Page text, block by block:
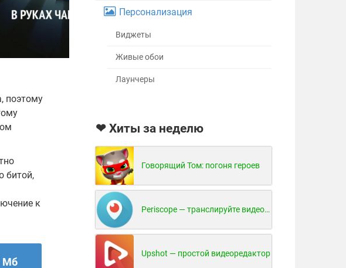
поэтому
битой,
к
Мб
Персонализация
Виджеты
Живые обои
Лаунчеры
❤ Хиты за неделю
Говорящий Том: погоня героев
Periscope — транслируйте видео в реальном времени!
Upshot — простой видеоредактор